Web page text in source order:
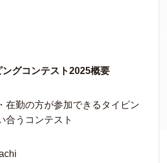
グコンテスト2025概要
在勤の方が参加できるタイピン
合うコンテスト